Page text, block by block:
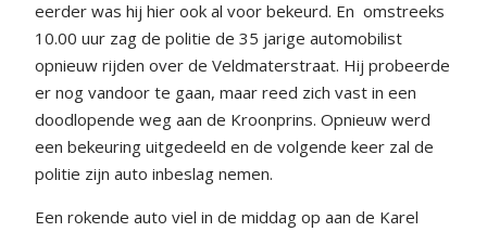
eerder was hij hier ook al voor bekeurd. En omstreeks
10.00 uur zag de politie de 35 jarige automobilist
opnieuw rijden over de Veldmaterstraat. Hij probeerde
er nog vandoor te gaan, maar reed zich vast in een
doodlopende weg aan de Kroonprins. Opnieuw werd
een bekeuring uitgedeeld en de volgende keer zal de
politie zijn auto inbeslag nemen.
Een rokende auto viel in de middag op aan de Karel